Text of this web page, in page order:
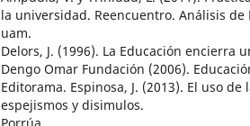
la universidad. Reencuentro. Análisis
uam.
Delors, J. (1996). La Educación encierra
Dengo Omar Fundación (2006).
Editorama. Espinosa, J. (2013). El uso
espejismos y disimulos.